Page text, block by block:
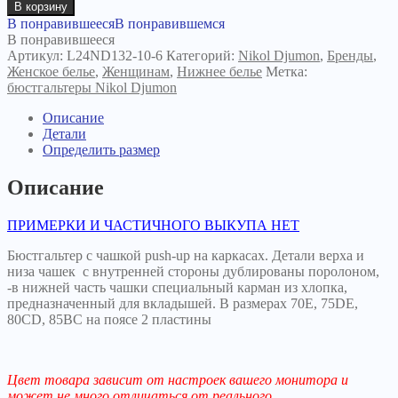
Бюстгальтер
Виктория
132-
10
черный
В корзину
В понравившеесяВ понравившемся
В понравившееся
Артикул: L24ND132-10-6 Категорий: Nikol Djumon, Бренды,
Женское белье, Женщинам, Нижнее белье Метка:
бюстгальтеры Nikol Djumon
Описание
Детали
Определить размер
Описание
ПРИМЕРКИ И ЧАСТИЧНОГО ВЫКУПА НЕТ
Бюстгальтер с чашкой push-up на каркасах. Детали верха и
низа чашек с внутренней стороны дублированы поролоном,
-в нижней часть чашки специальный карман из хлопка,
предназначенный для вкладышей. В размерах 70Е, 75DE,
80CD, 85BC на поясе 2 пластины
Цвет товара зависит от настроек вашего монитора и